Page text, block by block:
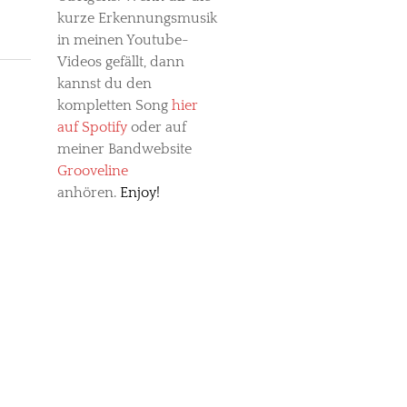
kurze Erkennungsmusik
in meinen Youtube-
Videos gefällt, dann
kannst du den
kompletten Song hier
auf Spotify oder auf
meiner Bandwebsite
Grooveline
anhören. Enjoy!